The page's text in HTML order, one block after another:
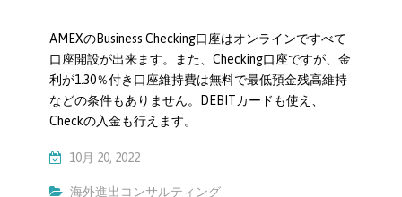
AMEXのBusiness Checking口座はオンラインですべて
口座開設が出来ます。また、Checking口座ですが、金
利が1.30％付き口座維持費は無料で最低預金残高維持
などの条件もありません。DEBITカードも使え、
Checkの入金も行えます。
10月 20, 2022
海外進出コンサルティング